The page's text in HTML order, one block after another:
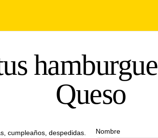
Queso
cumpleaños, despedidas.
Nombre